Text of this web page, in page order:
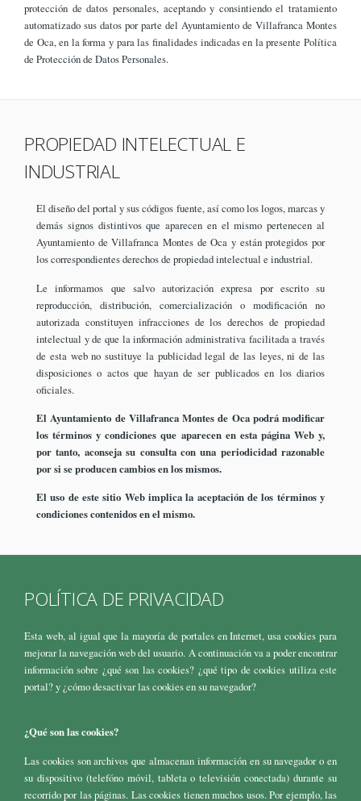
protección de datos personales, aceptando y consintiendo el tratamiento
automatizado sus datos por parte del Ayuntamiento de Villafranca Montes
de Oca, en la forma y para las finalidades indicadas en la presente Política
de Protección de Datos Personales.
PROPIEDAD INTELECTUAL E
INDUSTRIAL
El diseño del portal y sus códigos fuente, así como los logos, marcas y
demás signos distintivos que aparecen en el mismo pertenecen al
Ayuntamiento de Villafranca Montes de Oca y están protegidos por
los correspondientes derechos de propiedad intelectual e industrial.
Le informamos que salvo autorización expresa por escrito su
reproducción, distribución, comercialización o modificación no
autorizada constituyen infracciones de los derechos de propiedad
intelectual y de que la información administrativa facilitada a través
de esta web no sustituye la publicidad legal de las leyes, ni de las
disposiciones o actos que hayan de ser publicados en los diarios
oficiales.
El Ayuntamiento de Villafranca Montes de Oca podrá modificar
los términos y condiciones que aparecen en esta página Web y,
por tanto, aconseja su consulta con una periodicidad razonable
por si se producen cambios en los mismos.
El uso de este sitio Web implica la aceptación de los términos y
condiciones contenidos en el mismo.
POLÍTICA DE PRIVACIDAD
Esta web, al igual que la mayoría de portales en Internet, usa cookies para
mejorar la navegación web del usuario. A continuación va a poder encontrar
información sobre ¿qué son las cookies? ¿qué tipo de cookies utiliza este
portal? y ¿cómo desactivar las cookies en su navegador?
¿Qué son las cookies?
Las cookies son archivos que almacenan información en su navegador o en
su dispositivo (telefóno móvil, tableta o televisión conectada) durante su
recorrido por las páginas. Las cookies tienen muchos usos. Por ejemplo, las